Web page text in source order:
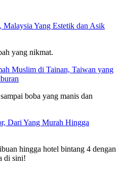
Yang Estetik dan Asik
yang nikmat.
Muslim di Tainan, Taiwan yang
boba yang manis dan
Dari Yang Murah Hingga
hingga hotel bintang 4 dengan
di sini!